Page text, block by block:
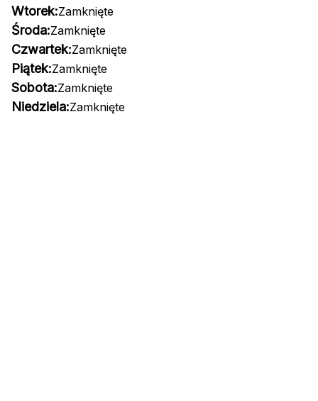
Wtorek:Zamknięte
Środa:Zamknięte
Czwartek:Zamknięte
Piątek:Zamknięte
Sobota:Zamknięte
Niedziela:Zamknięte